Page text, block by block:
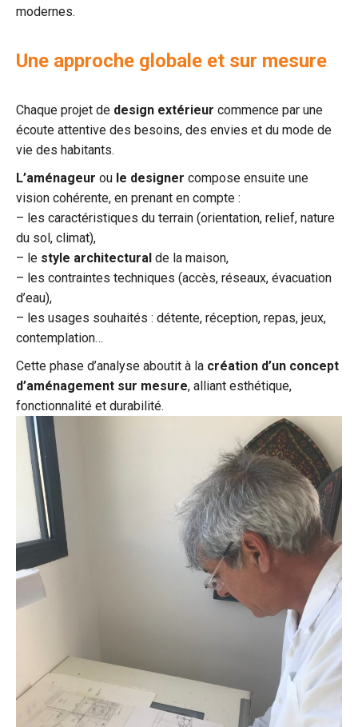
modernes.
Une approche globale et sur mesure
Chaque projet de design extérieur commence par une
écoute attentive des besoins, des envies et du mode de
vie des habitants.
L’aménageur ou le designer compose ensuite une
vision cohérente, en prenant en compte :
– les caractéristiques du terrain (orientation, relief, nature
du sol, climat),
– le style architectural de la maison,
– les contraintes techniques (accès, réseaux, évacuation
d’eau),
– les usages souhaités : détente, réception, repas, jeux,
contemplation…
Cette phase d’analyse aboutit à la création d’un concept
d’aménagement sur mesure, alliant esthétique,
fonctionnalité et durabilité.